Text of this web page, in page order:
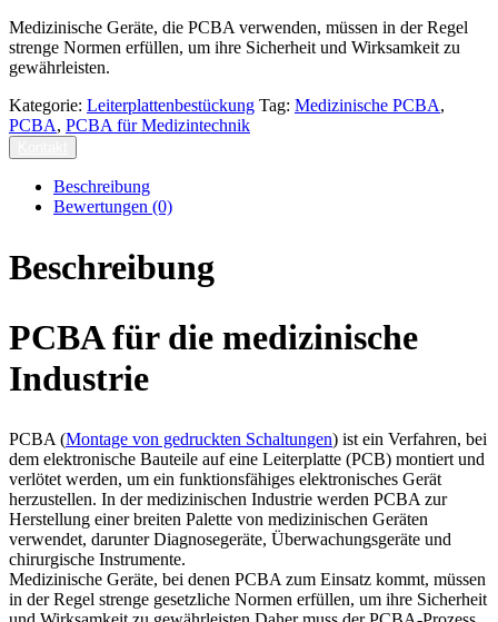
Medizinische Geräte, die PCBA verwenden, müssen in der Regel
strenge Normen erfüllen, um ihre Sicherheit und Wirksamkeit zu
gewährleisten.
Kategorie: Leiterplattenbestückung Tag: Medizinische PCBA,
PCBA, PCBA für Medizintechnik
Beschreibung
Bewertungen (0)
Beschreibung
PCBA für die medizinische
Industrie
PCBA (Montage von gedruckten Schaltungen) ist ein Verfahren, bei
dem elektronische Bauteile auf eine Leiterplatte (PCB) montiert und
verlötet werden, um ein funktionsfähiges elektronisches Gerät
herzustellen. In der medizinischen Industrie werden PCBA zur
Herstellung einer breiten Palette von medizinischen Geräten
verwendet, darunter Diagnosegeräte, Überwachungsgeräte und
chirurgische Instrumente.
Medizinische Geräte, bei denen PCBA zum Einsatz kommt, müssen
in der Regel strenge gesetzliche Normen erfüllen, um ihre Sicherheit